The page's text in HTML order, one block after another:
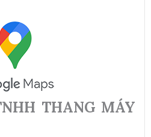
THANG MÁY